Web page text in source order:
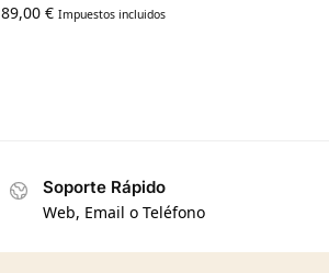
89,00€ Impuestos incluidos
Soporte Rápido
Web, Email o Teléfono